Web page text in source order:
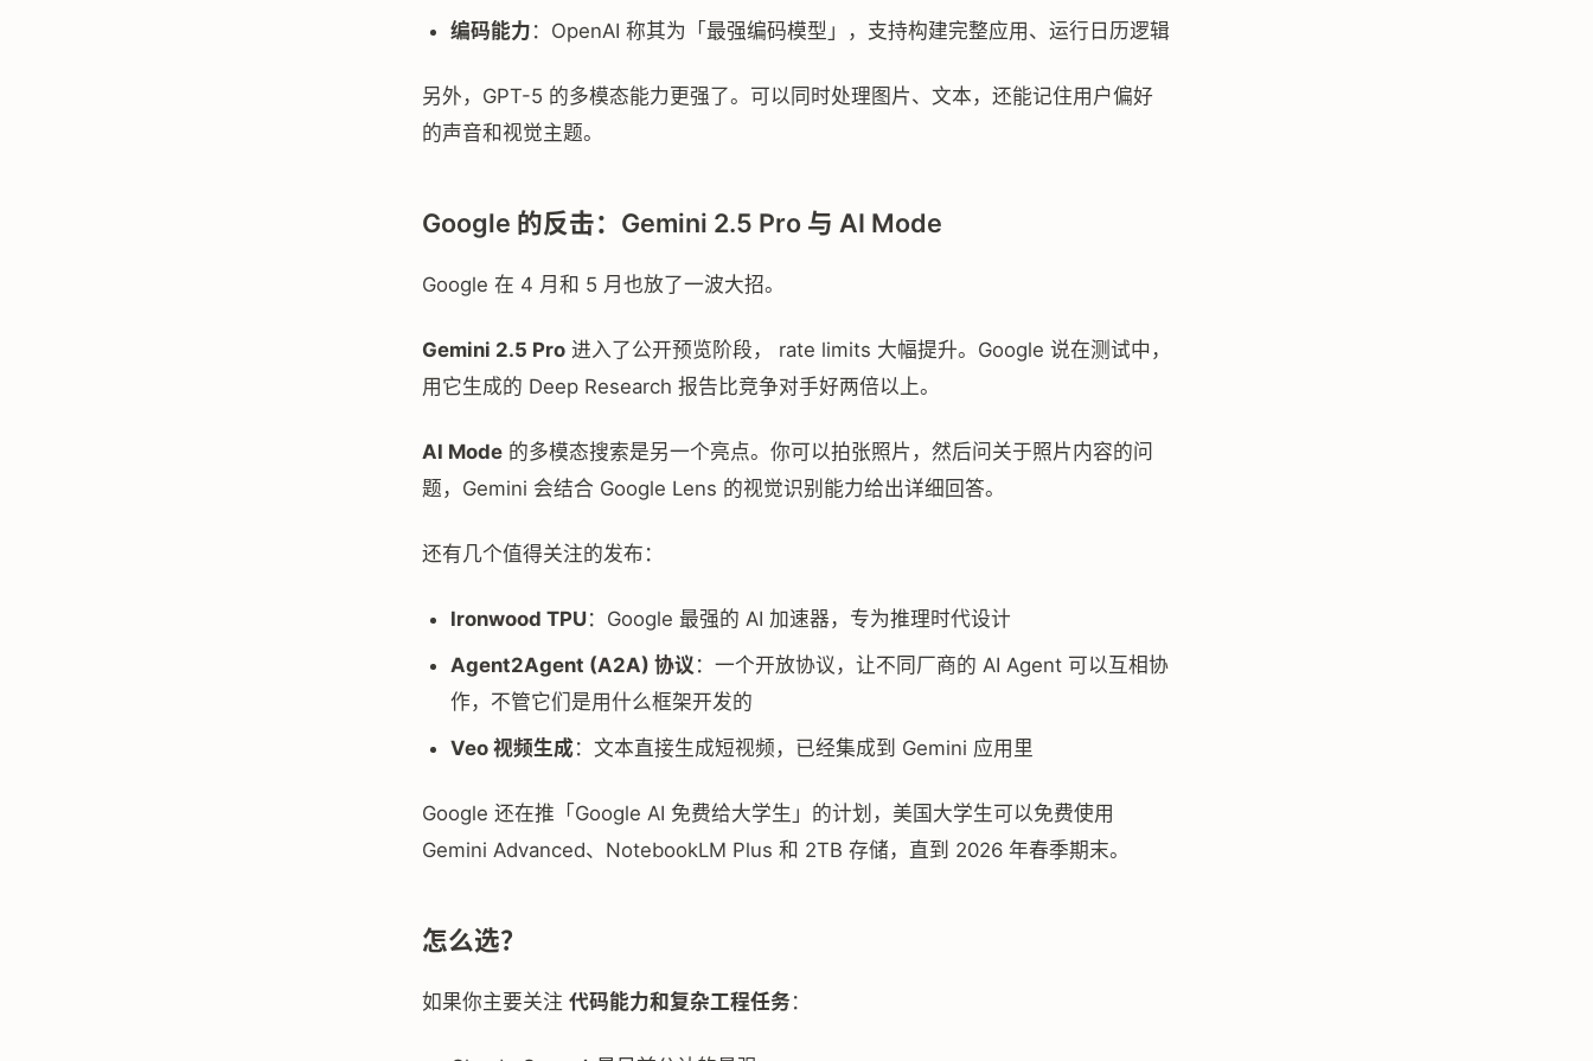
编码能力 ：OpenAI 称其为「最强编码模型」，支持构建完整应用、运行日历逻辑
另外，GPT-5 的多模态能力更强了。可以同时处理图片、文本，还能记住用户偏好
的声音和视觉主题。
Google 的反击：Gemini 2.5 Pro 与 AI Mode
Google 在 4 月和 5 月也放了一波大招。
Gemini 2.5 Pro 进入了公开预览阶段， rate limits 大幅提升。Google 说在测试中，
用它生成的 Deep Research 报告比竞争对手好两倍以上。
AI Mode 的多模态搜索是另一个亮点。你可以拍张照片，然后问关于照片内容的问
题，Gemini 会结合 Google Lens 的视觉识别能力给出详细回答。
还有几个值得关注的发布：
Ironwood TPU：Google 最强的 AI 加速器，专为推理时代设计
Agent2Agent (A2A) 协议 ：一个开放协议，让不同厂商的 AI Agent 可以互相协
作，不管它们是用什么框架开发的
Veo 视频生成：文本直接生成短视频，已经集成到 Gemini 应用里
Google 还在推「Google AI 免费给大学生」的计划，美国大学生可以免费使用
Gemini Advanced、NotebookLM Plus 和 2TB 存储，直到 2026 年春季期末。
怎么选？
如果你主要关注 代码能力和复杂工程任务 ：